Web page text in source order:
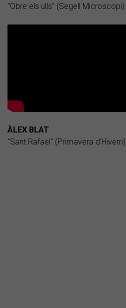
"Obre els ulls" (Segell
ÀLEX BLAT
"Sant Rafael" (Primavera